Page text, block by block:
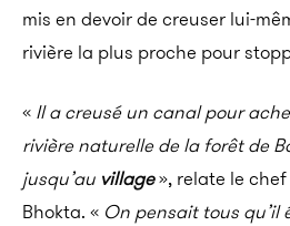
mis en devoir de creuser lui-
rivière la plus proche pour
« Il a creusé un canal pour
rivière naturelle de la forêt de
jusqu’au village», relate le
Bhokta. « On pensait tous qu’il